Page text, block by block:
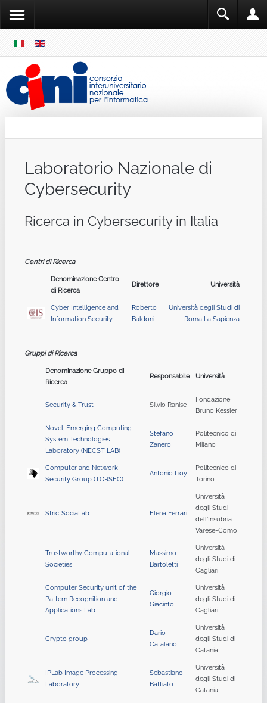
MENU
Laboratorio Nazionale di
Cybersecurity
Ricerca in Cybersecurity in Italia
Centri di Ricerca
Denominazione Centro
di Ricerca
Direttore Università
Cyber Intelligence and
Information Security
Roberto
Baldoni
Università degli Studi di
Roma La Sapienza
Gruppi di Ricerca
Denominazione Gruppo di
Ricerca
Responsabile Università
Security & Trust Silvio Ranise
Fondazione
Bruno Kessler
Novel, Emerging Computing
System Technologies
Laboratory (NECST LAB)
Stefano
Zanero
Politecnico di
Milano
Computer and Network
Security Group (TORSEC)
Antonio Lioy
Politecnico di
Torino
StrictSociaLab Elena Ferrari
Università
degli Studi
dell'Insubria
Varese-Como
Trustworthy Computational
Societies
Massimo
Bartoletti
Università
degli Studi di
Cagliari
Computer Security unit of the
Pattern Recognition and
Applications Lab
Giorgio
Giacinto
Università
degli Studi di
Cagliari
Crypto group
Dario
Catalano
Università
degli Studi di
Catania
IPLab Image Processing
Laboratory
Sebastiano
Battiato
Università
degli Studi di
Catania